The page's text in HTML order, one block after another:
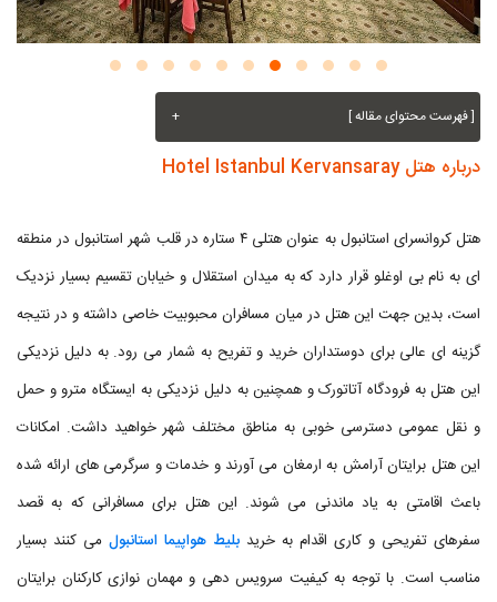
[ فهرست محتوای مقاله ] +
درباره هتل Hotel Istanbul Kervansaray
هتل کروانسرای استانبول به عنوان هتلی ۴ ستاره در قلب شهر استانبول در منطقه
ای به نام بی اوغلو قرار دارد که به میدان استقلال و خیابان تقسیم بسیار نزدیک
است، بدین جهت این هتل در میان مسافران محبوبیت خاصی داشته و در نتیجه
گزینه ای عالی برای دوستداران خرید و تفریح به شمار می رود. به دلیل نزدیکی
این هتل به فرودگاه آتاتورک و همچنین به دلیل نزدیکی به ایستگاه مترو و حمل
و نقل عمومی دسترسی خوبی به مناطق مختلف شهر خواهید داشت. امکانات
این هتل برایتان آرامش به ارمغان می آورند و خدمات و سرگرمی های ارائه شده
باعث اقامتی به یاد ماندنی می شوند. این هتل برای مسافرانی که به قصد
سفرهای تفریحی و کاری اقدام به خرید بلیط هواپیما استانبول می کنند بسیار
مناسب است. با توجه به کیفیت سرویس دهی و مهمان نوازی کارکنان برایتان